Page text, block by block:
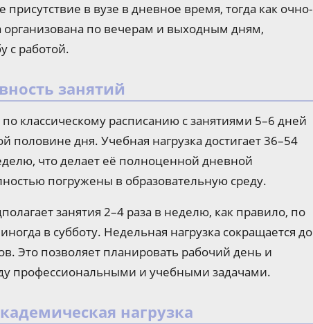
в вузе в дневное время, тогда как очно-
организована по вечерам и выходным дням,
с работой.
занятий
классическому расписанию с занятиями 5–6 дней
половине дня. Учебная нагрузка достигает 36–54
что делает её полноценной дневной
погружены в образовательную среду.
занятия 2–4 раза в неделю, как правило, по
в субботу. Недельная нагрузка сокращается до
Это позволяет планировать рабочий день и
профессиональными и учебными задачами.
нагрузка